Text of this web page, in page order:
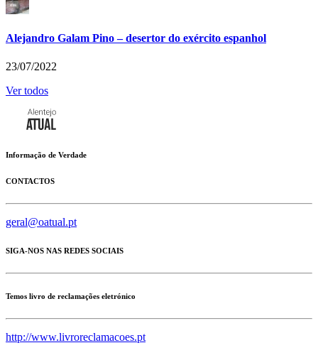
Alejandro Galam Pino – desertor do exército espanhol
23/07/2022
Ver todos
Informação de Verdade
CONTACTOS
geral@oatual.pt
SIGA-NOS NAS REDES SOCIAIS
Temos livro de reclamações eletrónico
http://www.livroreclamacoes.pt